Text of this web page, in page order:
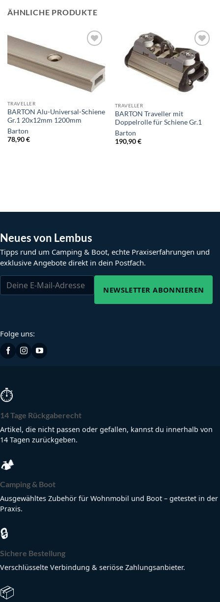
ÄHNLICHE PRODUKTE
TRAVELLER
BARTON Alu-Universal-Schiene
Gr.1 20x12mm 1200mm
Barton
78,90€
TRAVELLER
BARTON Traveller mit
Doppelrolle für Schiene Gr.1
Barton
190,90€
Neues von Lembus
Tipps rund um Camping & Boot, echte Praxiserfahrungen und
exklusive Angebote direkt in dein Postfach.
NEWSLETTER ABONNIEREN
Folge uns:
⏱
14 Tage Rückgaberecht
Artikel, die nicht passen oder gefallen, kannst du innerhalb von
14 Tagen zurückgeben.
🏕
Camping & Boot
Ausgewähltes Zubehör für Wohnmobil und Boot – getestet in der
Praxis.
🔒
Sichere Bestellung
Verschlüsselte Verbindung & seriöse Zahlungsanbieter.
📦